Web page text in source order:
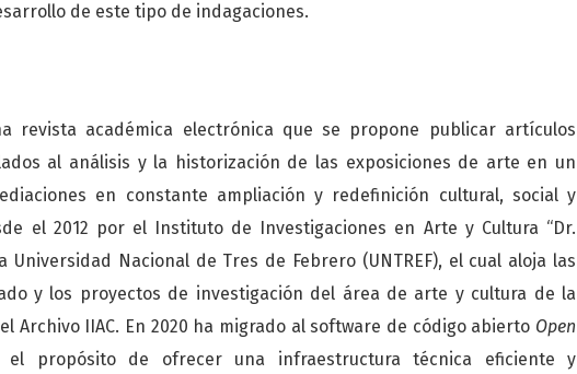
de este tipo de indagaciones.
revista académica electrónica que se propone publicar artículos
al análisis y la historización de las exposiciones de arte en un
en constante ampliación y redefinición cultural, social y
el 2012 por el Instituto de Investigaciones en Arte y Cultura “Dr.
Universidad Nacional de Tres de Febrero (UNTREF), el cual aloja las
y los proyectos de investigación del área de arte y cultura de la
Archivo IIAC. En 2020 ha migrado al software de código abierto Open
el propósito de ofrecer una infraestructura técnica eficiente y